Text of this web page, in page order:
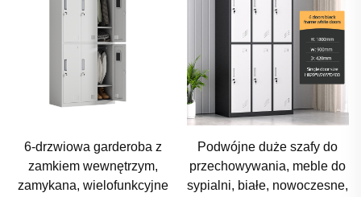
Podwójne duże szafy do
przechowywania, meble do
sypialni, białe, nowoczesne,
Szafa z Wieloma
Drzwiczkami